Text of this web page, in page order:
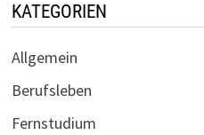
KATEGORIEN
Allgemein
Berufsleben
Fernstudium